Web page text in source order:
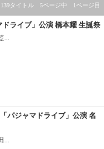
139タイトル 5ページ中 1ページ目
ライブ」公演 橋本耀 生誕祭
パジャマドライブ」公演 名